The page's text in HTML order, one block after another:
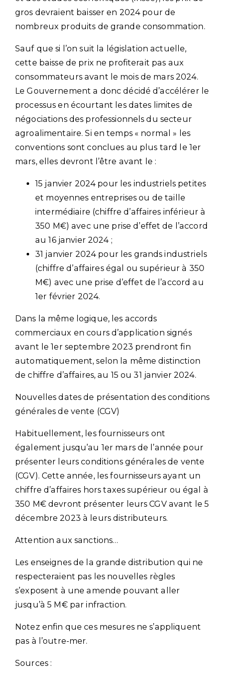
gros devraient baisser en 2024 pour de
nombreux produits de grande consommation.
Sauf que si l’on suit la législation actuelle,
cette baisse de prix ne profiterait pas aux
consommateurs avant le mois de mars 2024.
Le Gouvernement a donc décidé d’accélérer le
processus en écourtant les dates limites de
négociations des professionnels du secteur
agroalimentaire. Si en temps « normal » les
conventions sont conclues au plus tard le 1er
mars, elles devront l’être avant le :
15 janvier 2024 pour les industriels petites
et moyennes entreprises ou de taille
intermédiaire (chiffre d’affaires inférieur à
350 M€) avec une prise d’effet de l’accord
au 16 janvier 2024 ;
31 janvier 2024 pour les grands industriels
(chiffre d’affaires égal ou supérieur à 350
M€) avec une prise d’effet de l’accord au
1er février 2024.
Dans la même logique, les accords
commerciaux en cours d’application signés
avant le 1er septembre 2023 prendront fin
automatiquement, selon la même distinction
de chiffre d’affaires, au 15 ou 31 janvier 2024.
Nouvelles dates de présentation des conditions
générales de vente (CGV)
Habituellement, les fournisseurs ont
également jusqu’au 1er mars de l’année pour
présenter leurs conditions générales de vente
(CGV). Cette année, les fournisseurs ayant un
chiffre d’affaires hors taxes supérieur ou égal à
350 M€ devront présenter leurs CGV avant le 5
décembre 2023 à leurs distributeurs.
Attention aux sanctions…
Les enseignes de la grande distribution qui ne
respecteraient pas les nouvelles règles
s’exposent à une amende pouvant aller
jusqu’à 5 M€ par infraction.
Notez enfin que ces mesures ne s’appliquent
pas à l’outre-mer.
Sources :